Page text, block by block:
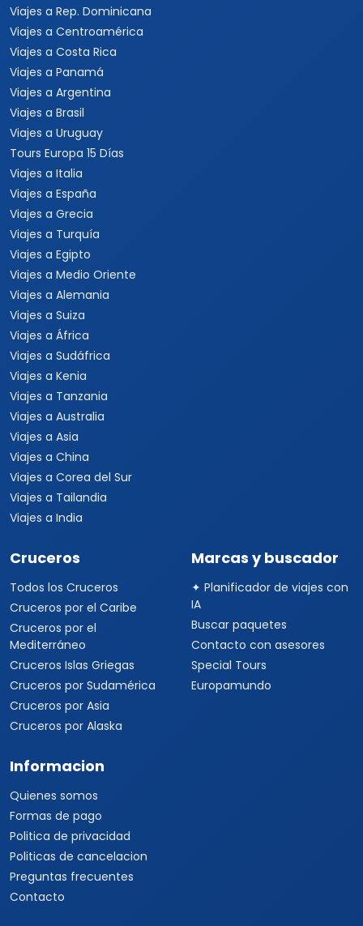
Viajes a Rep. Dominicana
Viajes a Centroamérica
Viajes a Costa Rica
Viajes a Panamá
Viajes a Argentina
Viajes a Brasil
Viajes a Uruguay
Tours Europa 15 Días
Viajes a Italia
Viajes a España
Viajes a Grecia
Viajes a Turquía
Viajes a Egipto
Viajes a Medio Oriente
Viajes a Alemania
Viajes a Suiza
Viajes a África
Viajes a Sudáfrica
Viajes a Kenia
Viajes a Tanzania
Viajes a Australia
Viajes a Asia
Viajes a China
Viajes a Corea del Sur
Viajes a Tailandia
Viajes a India
Cruceros
Todos los Cruceros
Cruceros por el Caribe
Cruceros por el
Mediterráneo
Cruceros Islas Griegas
Cruceros por Sudamérica
Cruceros por Asia
Cruceros por Alaska
Marcas y buscador
✦ Planificador de viajes con
IA
Buscar paquetes
Contacto con asesores
Special Tours
Europamundo
Informacion
Quienes somos
Formas de pago
Politica de privacidad
Politicas de cancelacion
Preguntas frecuentes
Contacto